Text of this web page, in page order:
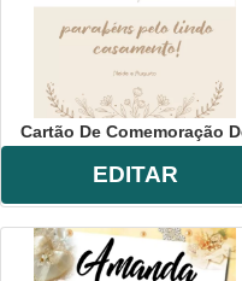
Cartão De Comemoração
EDITAR